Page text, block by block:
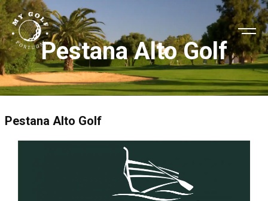
Pestana Alto Golf
Pestana Alto Golf